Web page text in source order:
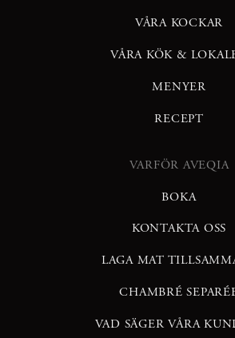
VÅRA KOCKAR
VÅRA KÖK &
MENYER
RECEPT
VARFÖR AVEQIA
BOKA
KONTAKTA OSS
LAGA MAT
CHAMBRÉ
VAD SÄGER VÅRA